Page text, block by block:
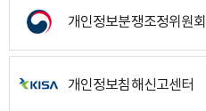
개인정보분쟁조정위원회
개인정보침해신고센터